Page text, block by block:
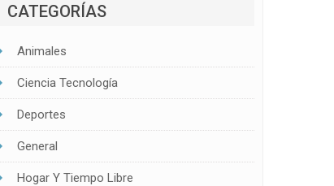
CATEGORÍAS
Animales
Ciencia Tecnología
Deportes
General
Hogar Y Tiempo Libre